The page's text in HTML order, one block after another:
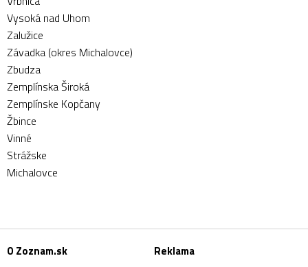
Vysoká nad Uhom
Zalužice
Závadka (okres Michalovce)
Zbudza
Zemplínska Široká
Zemplínske Kopčany
Žbince
Vinné
Strážske
Michalovce
O Zoznam.sk Reklama